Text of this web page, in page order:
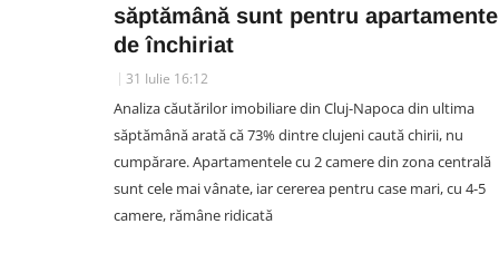
săptămână sunt pentru apartamente
de închiriat
31 Iulie 16:12
Analiza căutărilor imobiliare din Cluj-Napoca din ultima
săptămână arată că 73% dintre clujeni caută chirii, nu
cumpărare. Apartamentele cu 2 camere din zona centrală
sunt cele mai vânate, iar cererea pentru case mari, cu 4-5
camere, rămâne ridicată